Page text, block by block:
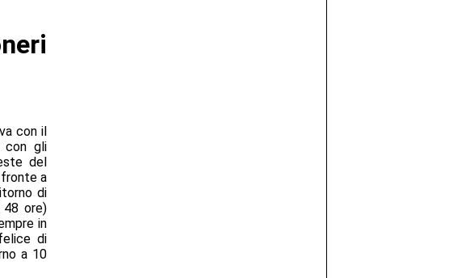
con il
con gli
del
a
di
48 ore)
in
di
a 10